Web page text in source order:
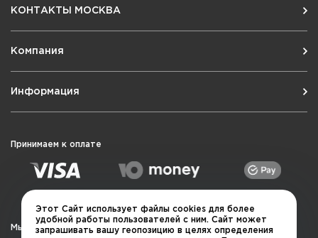
КОНТАКТЫ МОСКВА
Компания
Информация
Принимаем к оплате
Мы в социальных сетях
Этот Сайт использует файлы cookies для более
удобной работы пользователей с ним. Сайт может
запрашивать вашу геопозицию в целях определения